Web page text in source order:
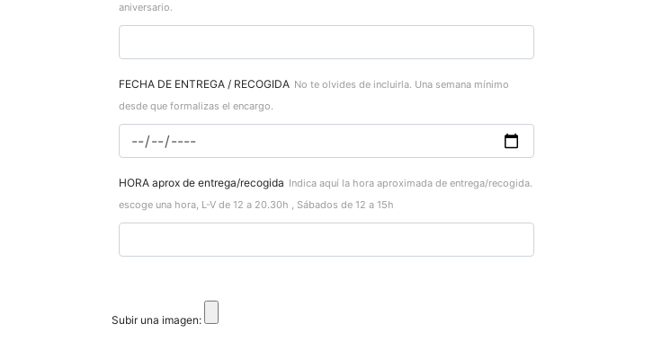
aniversario.
FECHA DE ENTREGA / RECOGIDA No te olvides de incluirla. Una semana mínimo
desde que formalizas el encargo.
HORA aprox de entrega/recogida Indica aquí la hora aproximada de entrega/recogida.
escoge una hora, L-V de 12 a 20.30h , Sábados de 12 a 15h
Subir una imagen: